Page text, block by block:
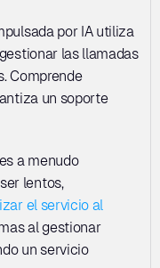
La gestión de llamadas entrantes impulsada por IA utiliza
las llamadas
Comprende
un soporte
a menudo
lentos,
el servicio al
al gestionar
un servicio